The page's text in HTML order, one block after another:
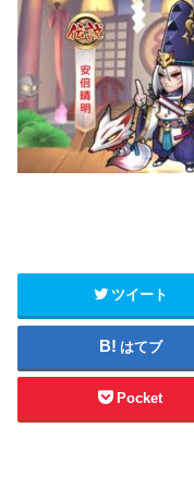
ツイート
はてブ
Pocket